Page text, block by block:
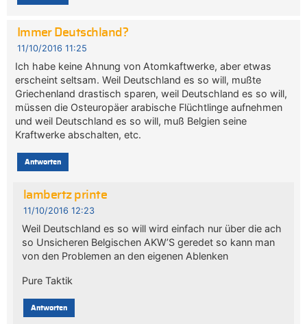
Immer Deutschland?
11/10/2016 11:25
Ich habe keine Ahnung von Atomkaftwerke, aber etwas
erscheint seltsam. Weil Deutschland es so will, mußte
Griechenland drastisch sparen, weil Deutschland es so will,
müssen die Osteuropäer arabische Flüchtlinge aufnehmen
und weil Deutschland es so will, muß Belgien seine
Kraftwerke abschalten, etc.
Antworten
lambertz printe
11/10/2016 12:23
Weil Deutschland es so will wird einfach nur über die ach
so Unsicheren Belgischen AKW’S geredet so kann man
von den Problemen an den eigenen Ablenken
Pure Taktik
Antworten